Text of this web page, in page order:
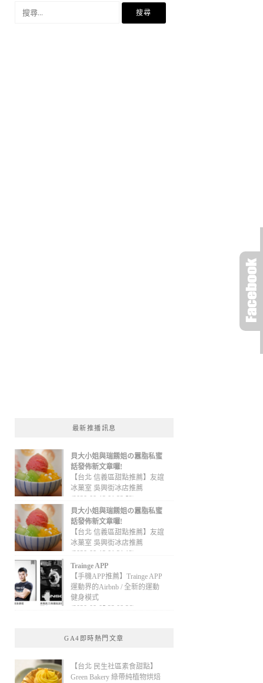
最新推播訊息
貝大小姐與瑞餚姐の囂脂私蜜
話發佈新文章囉!
【台北 信義區甜點推薦】友誼
冰菓室 吳興街冰店推薦
(2020-09-13 01:32:52)
貝大小姐與瑞餚姐の囂脂私蜜
話發佈新文章囉!
【台北 信義區甜點推薦】友誼
冰菓室 吳興街冰店推薦
(2020-09-13 01:31:12)
Trainge APP
【手機APP推薦】Trainge APP
運動界的Airbnb / 全新的運動
健身模式
(2020-09-05 22:08:36)
GA4即時熱門文章
【台北 民生社區素食甜點】
Green Bakery 綠帶純植物烘焙